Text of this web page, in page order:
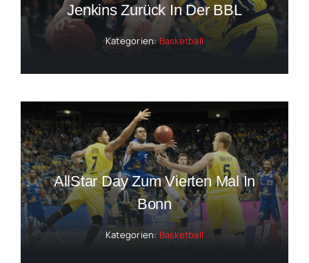
Jenkins Zurück In Der BBL
Kategorien:Basketball
AllStar Day Zum Vierten Mal In
Bonn
Kategorien: Basketball